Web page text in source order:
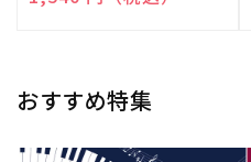
おすすめ特集